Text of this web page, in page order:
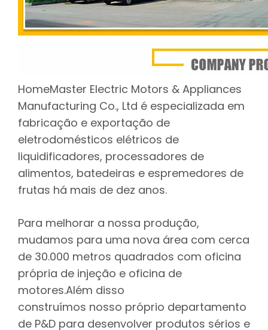
HomeMaster Electric Motors & Appliances
Manufacturing Co., Ltd é especializada em
fabricação e exportação de
eletrodomésticos elétricos de
liquidificadores, processadores de
alimentos, batedeiras e espremedores de
frutas há mais de dez anos.
Para melhorar a nossa produção,
mudamos para uma nova área com cerca
de 30.000 metros quadrados com oficina
própria de injeção e oficina de
motores.Além disso
construímos nosso próprio departamento
de P&D para desenvolver produtos sérios e